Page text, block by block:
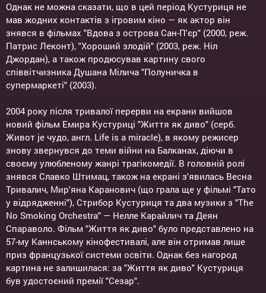
Однак не можна сказати, що в цей період Кустуриця не
мав жодних контактів з ігровим кіно — як актор він
знявся в фільмах "Вдова з острова Сан-П'єр" (2000, реж.
Патрис Леконт), "Хороший злодій" (2003, реж. Ніл
Джордан), а також продюсував картину свого
співвітчизника Душана Мілича "Полуничка в
супермаркеті" (2003).
2004 року після тривалої перерви на екрани вийшов
новий фільм Емира Кустуриці "Життя як диво" (серб.
Живот је чудо, англ. Life is a miracle), в якому режисер
знову звернувся до теми війни на Балканах, діючи в
своєму улюбленому жанрі трагікомедії. В головній ролі
знявся Славко Штимац, також на екрані з'явилась Весна
Тривалич, Мир'яна Каранович (що грала ще у фільмі "Тато
у відрядженні"), Стрибор Кустуриця та два музики з "The
No Smoking Orchestra" — Нелле Карайлич та Деян
Спараволо. Фільм "Життя як диво" було представлено на
57-му Каннському кінофестивалі, але він отримав лише
приз французької системи освіти. Однак без нагород
картина не залишилася: за "Життя як диво" Кустуриця
був удостоєний премії "Сезар".